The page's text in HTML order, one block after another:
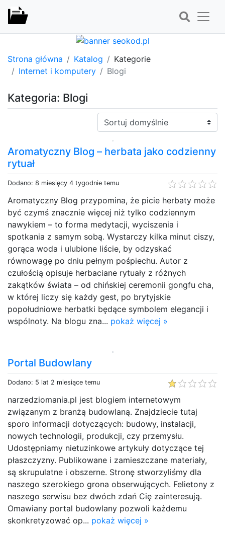
Strona główna Katalog
Kategorie
Internet i komputery
Blogi
Kategoria: Blogi
Sortuj:
Aromatyczny Blog – herbata jako codzienny
rytuał
Dodano: 8 miesięcy 4 tygodnie temu
Aromatyczny Blog przypomina, że picie herbaty może
być czymś znacznie więcej niż tylko codziennym
nawykiem – to forma medytacji, wyciszenia i
spotkania z samym sobą. Wystarczy kilka minut ciszy,
gorąca woda i ulubione liście, by odzyskać
równowagę po dniu pełnym pośpiechu. Autor z
czułością opisuje herbaciane rytuały z różnych
zakątków świata – od chińskiej ceremonii gongfu cha,
w której liczy się każdy gest, po brytyjskie
popołudniowe herbatki będące symbolem elegancji i
wspólnoty. Na blogu zna... pokaż więcej »
Portal Budowlany
Dodano: 5 lat 2 miesiące temu
narzedziomania.pl jest blogiem internetowym
związanym z branżą budowlaną. Znajdziecie tutaj
sporo informacji dotyczących: budowy, instalacji,
nowych technologii, produkcji, czy przemysłu.
Udostępniamy nietuzinkowe artykuły dotyczące tej
płaszczyzny. Publikowane i zamieszczane materiały,
są skrupulatne i obszerne. Stronę stworzyliśmy dla
naszego szerokiego grona obserwujących. Felietony z
naszego serwisu bez dwóch zdań Cię zainteresują.
Omawiany portal budowlany pozwoli każdemu
skonkretyzować op... pokaż więcej »